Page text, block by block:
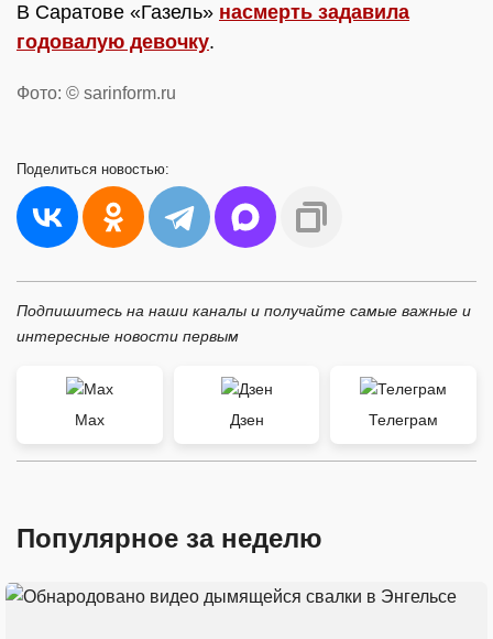
В Саратове «Газель» насмерть задавила
годовалую девочку.
Фото: © sarinform.ru
Поделиться новостью:
Подпишитесь на наши каналы и получайте самые важные и
интересные новости первым
Max Дзен Телеграм
Популярное за неделю